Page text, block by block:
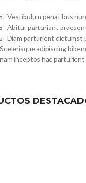
Vestibulum penatibus
Abitur parturient
Diam parturient dictumst
Scelerisque adipiscing
nam inceptos hac